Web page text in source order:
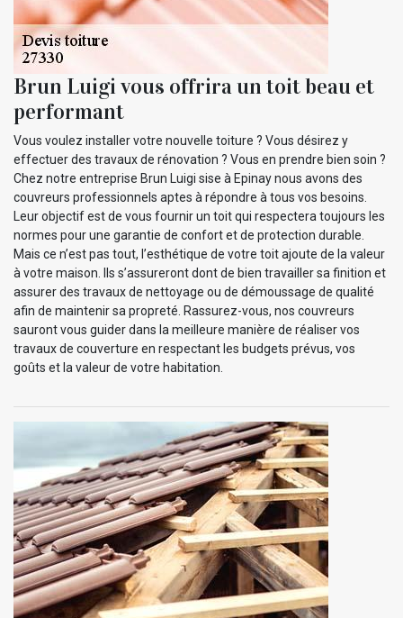
Brun Luigi vous offrira un toit beau et
performant
Vous voulez installer votre nouvelle toiture ? Vous désirez y
effectuer des travaux de rénovation ? Vous en prendre bien soin ?
Chez notre entreprise Brun Luigi sise à Epinay nous avons des
couvreurs professionnels aptes à répondre à tous vos besoins.
Leur objectif est de vous fournir un toit qui respectera toujours les
normes pour une garantie de confort et de protection durable.
Mais ce n’est pas tout, l’esthétique de votre toit ajoute de la valeur
à votre maison. Ils s’assureront dont de bien travailler sa finition et
assurer des travaux de nettoyage ou de démoussage de qualité
afin de maintenir sa propreté. Rassurez-vous, nos couvreurs
sauront vous guider dans la meilleure manière de réaliser vos
travaux de couverture en respectant les budgets prévus, vos
goûts et la valeur de votre habitation.